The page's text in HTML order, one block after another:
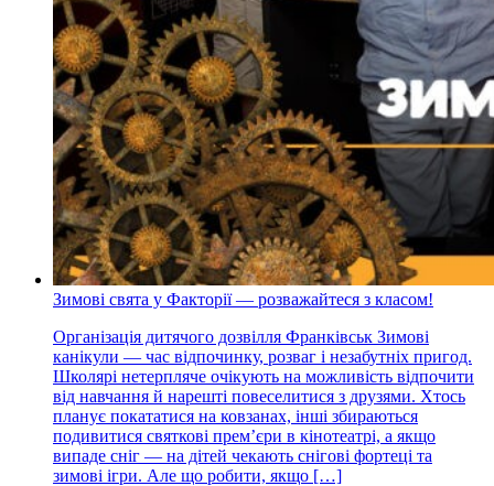
Зимові свята у Факторії — розважайтеся з класом!
Організація дитячого дозвілля Франківськ Зимові
канікули — час відпочинку, розваг і незабутніх пригод.
Школярі нетерпляче очікують на можливість відпочити
від навчання й нарешті повеселитися з друзями. Хтось
планує покататися на ковзанах, інші збираються
подивитися святкові прем’єри в кінотеатрі, а якщо
випаде сніг — на дітей чекають снігові фортеці та
зимові ігри. Але що робити, якщо […]